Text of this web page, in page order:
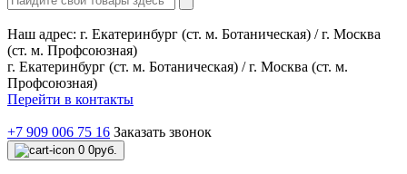
Наш адрес: г. Екатеринбург (ст. м. Ботаническая) / г. Москва
(ст. м. Профсоюзная)
г. Екатеринбург (ст. м. Ботаническая) / г. Москва (ст. м.
Профсоюзная)
Перейти в контакты
+7 909 006 75 16 Заказать звонок
0 0руб.